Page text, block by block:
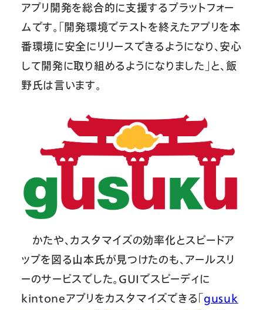
アプリ開発を総合的に支援するプラットフォー
ムです。「開発環境でテストを終えたアプリを本
番環境に安全にリリースできるようになり、安心
して開発に取り組めるようになりました」と、飯
野氏は言います。
かたや、カスタマイズの効率化とスピードア
ップを図る山本氏が見つけたのも、アールスリ
ーのサービスでした。GUIでスピーディに
kintoneアプリをカスタマイズできる「gusuk